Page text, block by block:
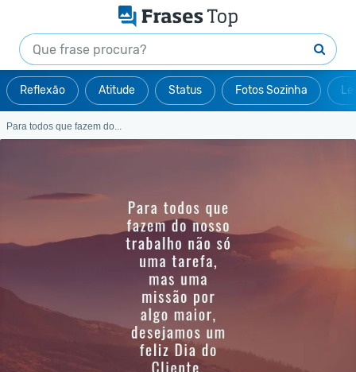
Reflexão Atitude Status Fotos Sozinha
Para todos que fazem do...